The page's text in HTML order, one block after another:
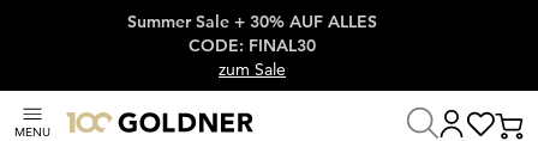
Überspringe Navigation, direkt zum Content
Summer Sale + 30% AUF ALLES
CODE: FINAL30
zum Sale
MENU